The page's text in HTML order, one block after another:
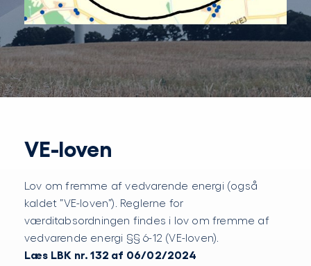
VE-loven
Lov om fremme af vedvarende energi (også
kaldet ”VE-loven”). Reglerne for
værditabsordningen findes i lov om fremme af
vedvarende energi §§ 6-12 (VE-loven).
Læs LBK nr. 132 af 06/02/2024